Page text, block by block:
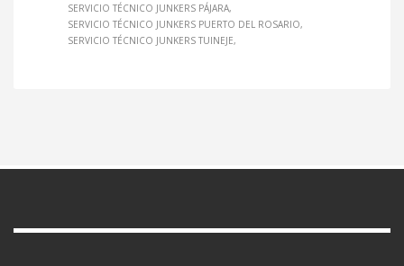
SERVICIO TÉCNICO JUNKERS PÁJARA
SERVICIO TÉCNICO JUNKERS PUERTO DEL ROSARIO
SERVICIO TÉCNICO JUNKERS TUINEJE